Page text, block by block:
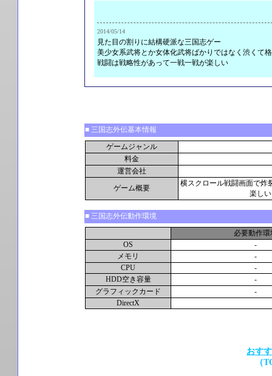
2014/05/14
見た目の割りに結構硬派な三国志ゲー
美少女系武将とか女体化武将ばかりではなく渋くて
■ 三国志外伝基本情報
ゲームジャンル
料金
運営会社
ゲーム概要
横スクロール戦闘画面で炸
楽し
■ 三国志外伝動作環境
必要動作環
OS
-
メモリ
-
CPU
-
HDD空き容量
-
グラフィックカード
-
DirectX
おす
（